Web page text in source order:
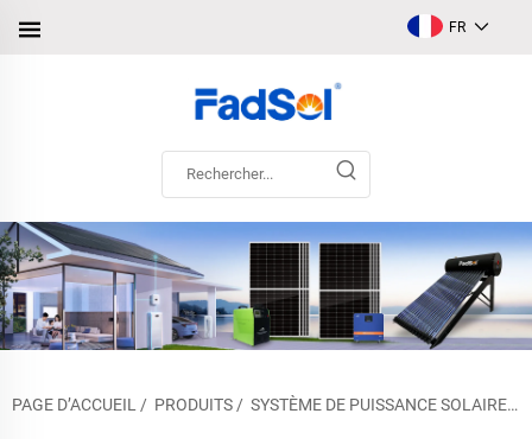
FR
PAGE D’ACCUEIL / PRODUITS / SYSTÈME DE PUISSANCE SOLAIRE/